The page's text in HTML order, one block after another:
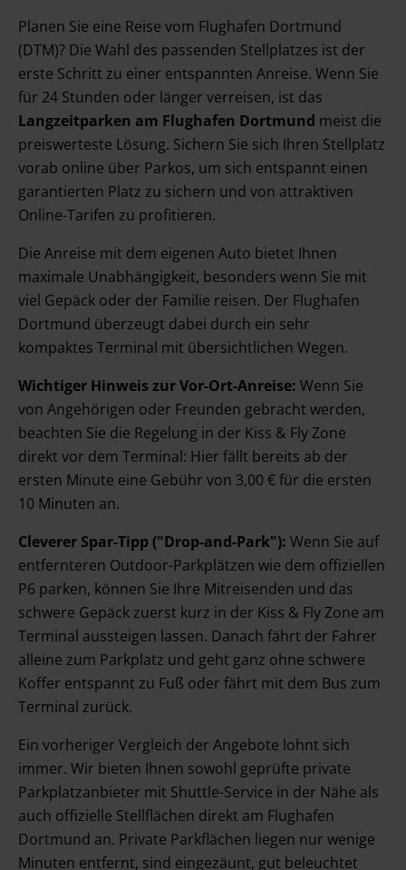
Planen Sie eine Reise vom Flughafen Dortmund
(DTM)? Die Wahl des passenden Stellplatzes ist der
erste Schritt zu einer entspannten Anreise. Wenn Sie
für 24 Stunden oder länger verreisen, ist das
Langzeitparken am Flughafen Dortmund meist die
preiswerteste Lösung. Sichern Sie sich Ihren Stellplatz
vorab online über Parkos, um sich entspannt einen
garantierten Platz zu sichern und von attraktiven
Online-Tarifen zu profitieren.
Die Anreise mit dem eigenen Auto bietet Ihnen
maximale Unabhängigkeit, besonders wenn Sie mit
viel Gepäck oder der Familie reisen. Der Flughafen
Dortmund überzeugt dabei durch ein sehr
kompaktes Terminal mit übersichtlichen Wegen.
Wichtiger Hinweis zur Vor-Ort-Anreise: Wenn Sie
von Angehörigen oder Freunden gebracht werden,
beachten Sie die Regelung in der Kiss & Fly Zone
direkt vor dem Terminal: Hier fällt bereits ab der
ersten Minute eine Gebühr von 3,00 € für die ersten
10 Minuten an.
Cleverer Spar-Tipp ("Drop-and-Park"): Wenn Sie auf
entfernteren Outdoor-Parkplätzen wie dem offiziellen
P6 parken, können Sie Ihre Mitreisenden und das
schwere Gepäck zuerst kurz in der Kiss & Fly Zone am
Terminal aussteigen lassen. Danach fährt der Fahrer
alleine zum Parkplatz und geht ganz ohne schwere
Koffer entspannt zu Fuß oder fährt mit dem Bus zum
Terminal zurück.
Ein vorheriger Vergleich der Angebote lohnt sich
immer. Wir bieten Ihnen sowohl geprüfte private
Parkplatzanbieter mit Shuttle-Service in der Nähe als
auch offizielle Stellflächen direkt am Flughafen
Dortmund an. Private Parkflächen liegen nur wenige
Minuten entfernt, sind eingezäunt, gut beleuchtet